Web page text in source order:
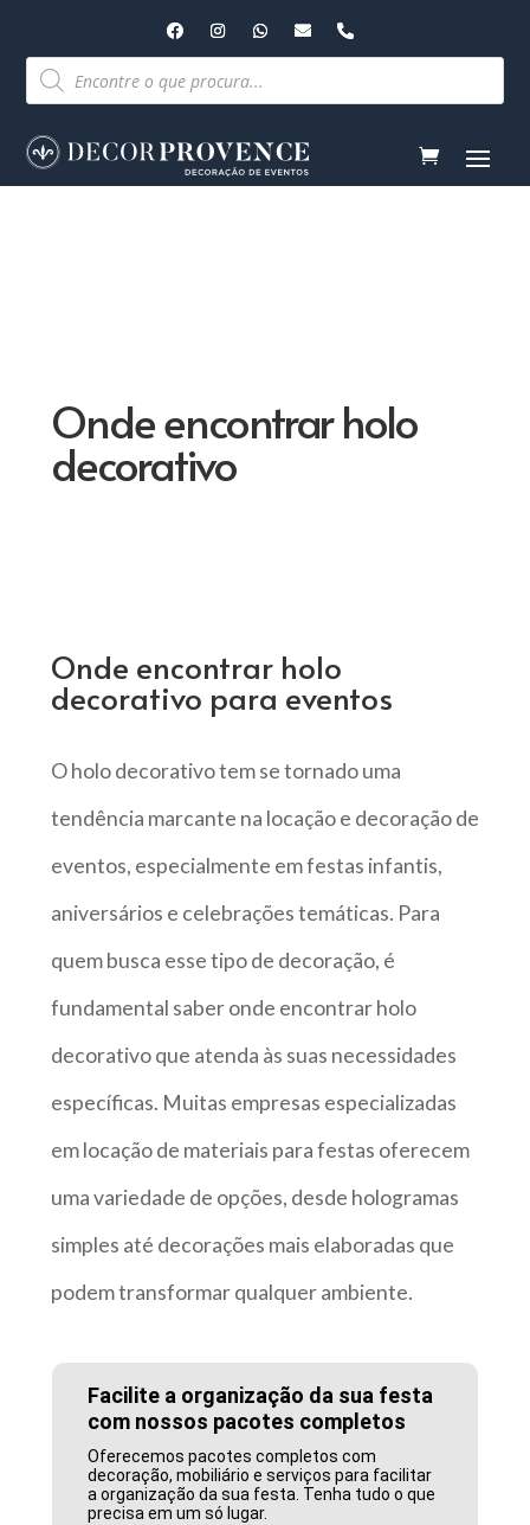
Pesquisar
produtos
Onde encontrar holo
decorativo
Onde encontrar holo
decorativo para eventos
O holo decorativo tem se tornado uma
tendência marcante na locação e decoração de
eventos, especialmente em festas infantis,
aniversários e celebrações temáticas. Para
quem busca esse tipo de decoração, é
fundamental saber onde encontrar holo
decorativo que atenda às suas necessidades
específicas. Muitas empresas especializadas
em locação de materiais para festas oferecem
uma variedade de opções, desde hologramas
simples até decorações mais elaboradas que
podem transformar qualquer ambiente.
Facilite a organização da sua festa
com nossos pacotes completos
Oferecemos pacotes completos com
decoração, mobiliário e serviços para facilitar
a organização da sua festa. Tenha tudo o que
precisa em um só lugar.